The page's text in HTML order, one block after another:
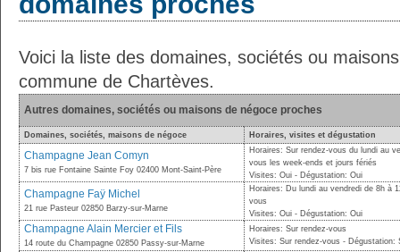
Voici la liste des domaines, sociétés ou
commune de Chartèves.
Autres domaines, sociétés ou maisons de négoce proches
Domaines, sociétés, maisons de négoce Horaires, visites et dégustation
Champagne Jean Comyn
7 bis rue Fontaine Sainte Foy 02400 Mont-Saint-Père
Horaires: Sur rendez-vous du lundi au
vous les week-ends et jours fériés
Visites: Oui - Dégustation: Oui
Champagne Faÿ Michel
21 rue Pasteur 02850 Barzy-sur-Marne
Horaires: Du lundi au vendredi de 8h à
vous
Visites: Oui - Dégustation: Oui
Champagne Alain Mercier et Fils
14 route du Champagne 02850 Passy-sur-Marne
Horaires: Sur rendez-vous
Visites: Sur rendez-vous - Dégustation: